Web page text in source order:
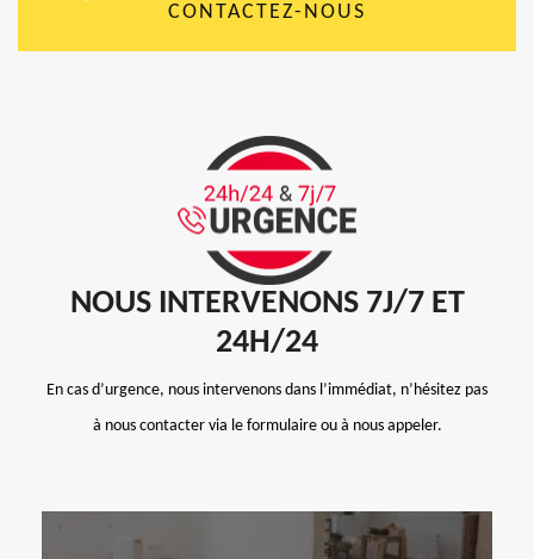
CONTACTEZ-NOUS
NOUS INTERVENONS 7J/7 ET
24H/24
En cas d’urgence, nous intervenons dans l’immédiat, n’hésitez pas
à nous contacter via le formulaire ou à nous appeler.